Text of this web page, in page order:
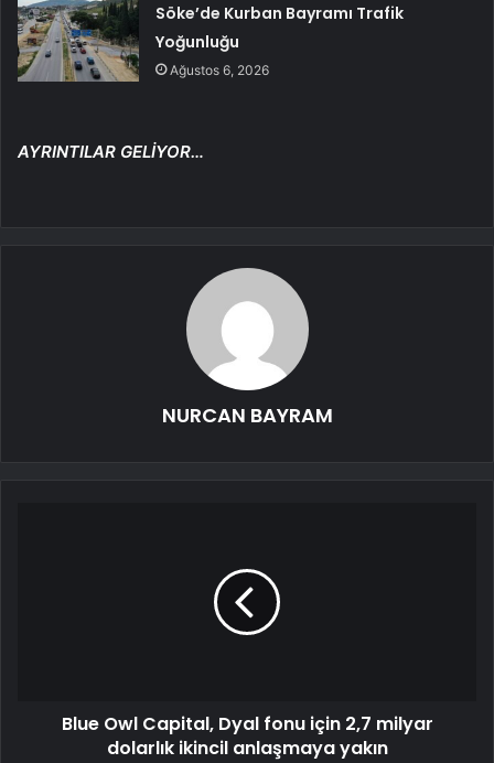
Söke’de Kurban Bayramı Trafik
Yoğunluğu
Ağustos 6, 2026
AYRINTILAR GELİYOR…
NURCAN BAYRAM
Blue Owl Capital, Dyal fonu için 2,7 milyar
dolarlık ikincil anlaşmaya yakın